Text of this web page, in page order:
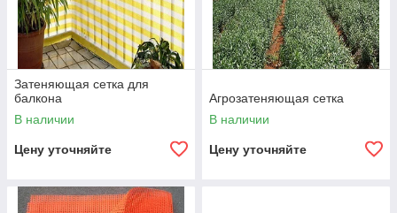
Затеняющая сетка для
балкона
В наличии
Цену уточняйте
Агрозатеняющая сетка
В наличии
Цену уточняйте